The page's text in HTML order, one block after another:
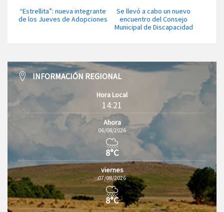
“Estrellita”: nueva integrante
de los Jueves de Adopciones
Se llevó a cabo un nuevo
encuentro del Consejo
Municipal de Discapacidad
INFORMACIÓN REGIONAL
Hora Local
14:21
Ahora
06/08/2026
8°C
viernes
07/08/2026
8°C